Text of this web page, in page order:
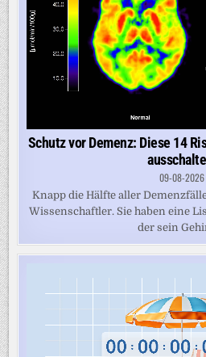
Schutz vor Demenz: Diese 14
09-08-2026
Knapp die Hälfte aller
Wissenschaftler. Sie haben eine
der sein